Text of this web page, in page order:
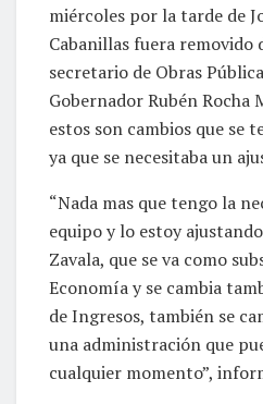
miércoles por la tarde de
Cabanillas fuera removido
secretario de Obras
Gobernador Rubén Rocha
estos son cambios que se
ya que se necesitaba un
“Nada mas que tengo la
equipo y lo estoy
Zavala, que se va como
Economía y se cambia
de Ingresos, también se
una administración que
cualquier momento”,